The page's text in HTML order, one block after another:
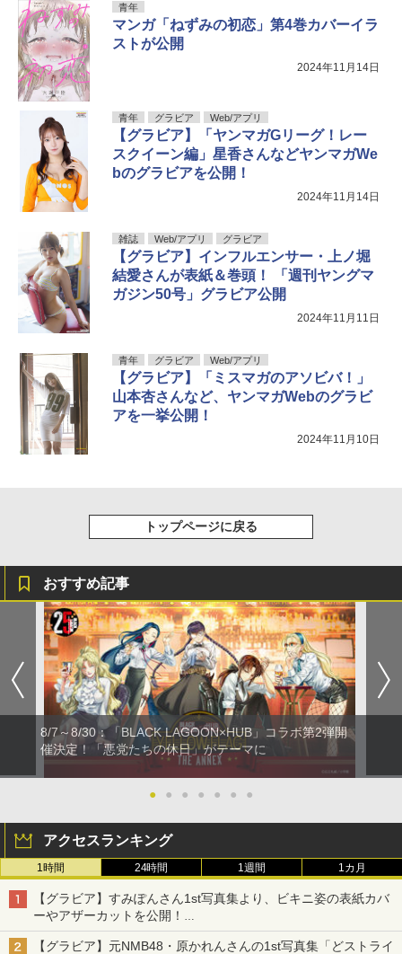
青年
マンガ「ねずみの初恋」第4巻カバーイラ
ストが公開
2024年11月14日
青年 グラビア Web/アプリ
【グラビア】「ヤンマガGリーグ！レー
スクイーン編」星香さんなどヤンマガWe
bのグラビアを公開！
2024年11月14日
雑誌 Web/アプリ グラビア
【グラビア】インフルエンサー・上ノ堀
結愛さんが表紙＆巻頭！ 「週刊ヤングマ
ガジン50号」グラビア公開
2024年11月11日
青年 グラビア Web/アプリ
【グラビア】「ミスマガのアソビバ！」
山本杏さんなど、ヤンマガWebのグラビ
アを一挙公開！
2024年11月10日
トップページに戻る
おすすめ記事
8/7～8/30：「BLACK LAGOON×HUB」コラボ第2弾開
催決定！「悪党たちの休日」がテーマに
● ● ● ● ● ● ●
アクセスランキング
1時間 24時間 1週間 1カ月
【グラビア】すみぽんさん1st写真集より、ビキニ姿の表紙カバ
ーやアザーカットを公開！
タイトルは「offcourt（オフコート）」に決定
【グラビア】元NMB48・原かれんさんの1st写真集「どストライ